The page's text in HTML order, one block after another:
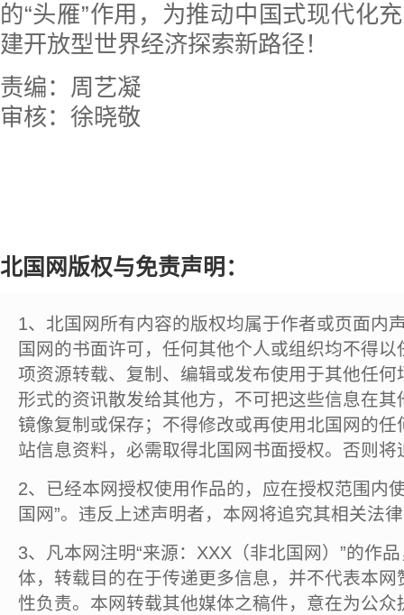
的“头雁”作用，为推动中国式现代化
建开放型世界经济探索新路径！
责编：周艺凝
审核：徐晓敬
北国网版权与免责声明：
1、北国网所有内容的版权均属于作者或页面内
国网的书面许可，任何其他个人或组织均不得
项资源转载、复制、编辑或发布使用于其他任
形式的资讯散发给其他方，不可把这些信息在
镜像复制或保存；不得修改或再使用北国网的
站信息资料，必需取得北国网书面授权。否则将
2、已经本网授权使用作品的，应在授权范围内
国网”。违反上述声明者，本网将追究其相关法
3、凡本网注明“来源：XXX（非北国网）”的作
体，转载目的在于传递更多信息，并不代表本
性负责。本网转载其他媒体之稿件，意在为公